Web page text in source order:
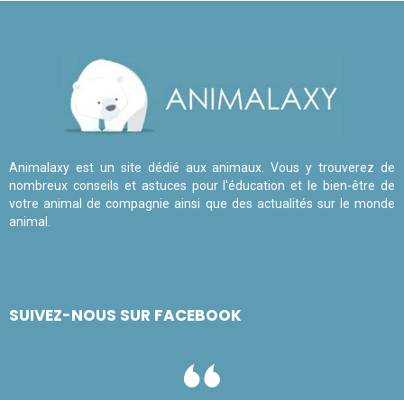
Animalaxy est un site dédié aux animaux. Vous y trouverez de
nombreux conseils et astuces pour l'éducation et le bien-être de
votre animal de compagnie ainsi que des actualités sur le monde
animal.
SUIVEZ-NOUS SUR FACEBOOK